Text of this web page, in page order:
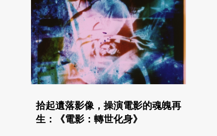
拾起遺落影像，操演電影的魂魄再
生：《電影：轉世化身》